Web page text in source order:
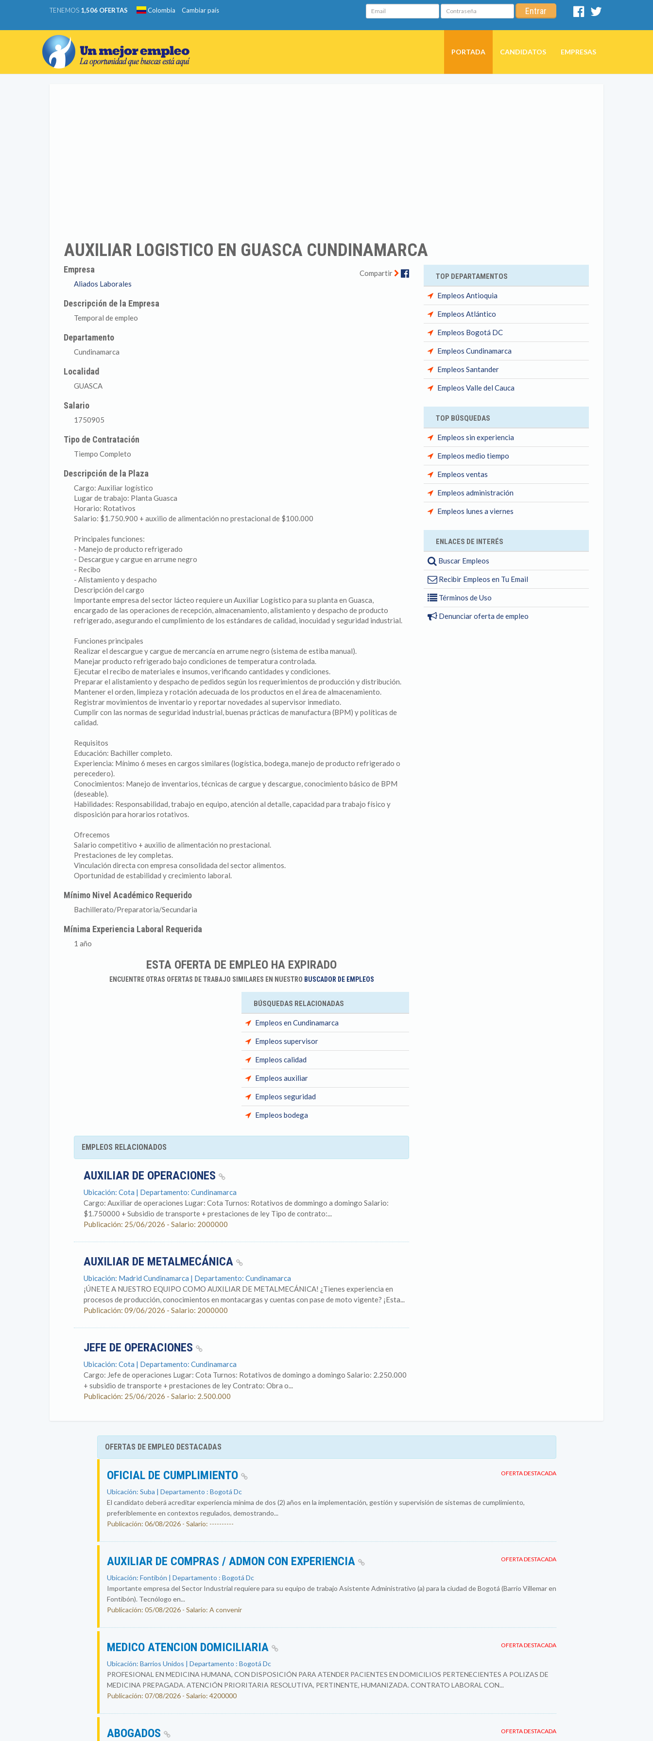
TENEMOS 1,506 OFERTAS Colombia Cambiar país Email Contraseña Entrar
Facebook
PORTADA CANDIDATOS EMPRESAS
AUXILIAR LOGISTICO EN GUASCA CUNDINAMARCA
Compartir Facebook
Empresa
Aliados Laborales
Descripción de la Empresa
Temporal de empleo
Departamento
Cundinamarca
Localidad
GUASCA
Salario
1750905
Tipo de Contratación
Tiempo Completo
Descripción de la Plaza
Cargo: Auxiliar logístico
Lugar de trabajo: Planta Guasca
Horario: Rotativos
Salario: $1.750.900 + auxilio de alimentación no prestacional de $100.000
Principales funciones:
- Manejo de producto refrigerado
- Descargue y cargue en arrume negro
- Recibo
- Alistamiento y despacho
Descripción del cargo
Importante empresa del sector lácteo requiere un Auxiliar Logístico para su planta en Guasca,
encargado de las operaciones de recepción, almacenamiento, alistamiento y despacho de producto
refrigerado, asegurando el cumplimiento de los estándares de calidad, inocuidad y seguridad industrial.
Funciones principales
Realizar el descargue y cargue de mercancía en arrume negro (sistema de estiba manual).
Manejar producto refrigerado bajo condiciones de temperatura controlada.
Ejecutar el recibo de materiales e insumos, verificando cantidades y condiciones.
Preparar el alistamiento y despacho de pedidos según los requerimientos de producción y distribución.
Mantener el orden, limpieza y rotación adecuada de los productos en el área de almacenamiento.
Registrar movimientos de inventario y reportar novedades al supervisor inmediato.
Cumplir con las normas de seguridad industrial, buenas prácticas de manufactura (BPM) y políticas de
calidad.
Requisitos
Educación: Bachiller completo.
Experiencia: Mínimo 6 meses en cargos similares (logística, bodega, manejo de producto refrigerado o
perecedero).
Conocimientos: Manejo de inventarios, técnicas de cargue y descargue, conocimiento básico de BPM
(deseable).
Habilidades: Responsabilidad, trabajo en equipo, atención al detalle, capacidad para trabajo físico y
disposición para horarios rotativos.
Ofrecemos
Salario competitivo + auxilio de alimentación no prestacional.
Prestaciones de ley completas.
Vinculación directa con empresa consolidada del sector alimentos.
Oportunidad de estabilidad y crecimiento laboral.
Mínimo Nivel Académico Requerido
Bachillerato/Preparatoria/Secundaria
Mínima Experiencia Laboral Requerida
1 año
ESTA OFERTA DE EMPLEO HA EXPIRADO
ENCUENTRE OTRAS OFERTAS DE TRABAJO SIMILARES EN NUESTRO BUSCADOR DE EMPLEOS
BÚSQUEDAS RELACIONADAS
Empleos en Cundinamarca
Empleos supervisor
Empleos calidad
Empleos auxiliar
Empleos seguridad
Empleos bodega
EMPLEOS RELACIONADOS
AUXILIAR DE OPERACIONES
Ubicación: Cota | Departamento: Cundinamarca
Cargo: Auxiliar de operaciones Lugar: Cota Turnos: Rotativos de dommingo a domingo Salario:
$1.750000 + Subsidio de transporte + prestaciones de ley Tipo de contrato:...
Publicación: 25/06/2026 - Salario: 2000000
AUXILIAR DE METALMECÁNICA
Ubicación: Madrid Cundinamarca | Departamento: Cundinamarca
¡ÚNETE A NUESTRO EQUIPO COMO AUXILIAR DE METALMECÁNICA! ¿Tienes experiencia en
procesos de producción, conocimientos en montacargas y cuentas con pase de moto vigente? ¡Esta...
Publicación: 09/06/2026 - Salario: 2000000
JEFE DE OPERACIONES
Ubicación: Cota | Departamento: Cundinamarca
Cargo: Jefe de operaciones Lugar: Cota Turnos: Rotativos de domingo a domingo Salario: 2.250.000
+ subsidio de transporte + prestaciones de ley Contrato: Obra o...
Publicación: 25/06/2026 - Salario: 2.500.000
TOP DEPARTAMENTOS
Empleos Antioquia
Empleos Atlántico
Empleos Bogotá DC
Empleos Cundinamarca
Empleos Santander
Empleos Valle del Cauca
TOP BÚSQUEDAS
Empleos sin experiencia
Empleos medio tiempo
Empleos ventas
Empleos administración
Empleos lunes a viernes
ENLACES DE INTERÉS
Buscar Empleos
Recibir Empleos en Tu Email
Términos de Uso
Denunciar oferta de empleo
OFERTAS DE EMPLEO DESTACADAS
OFERTA DESTACADA
OFICIAL DE CUMPLIMIENTO
Ubicación: Suba | Departamento : Bogotá Dc
El candidato deberá acreditar experiencia mínima de dos (2) años en la implementación, gestión y supervisión de sistemas de cumplimiento,
preferiblemente en contextos regulados, demostrando...
Publicación: 06/08/2026 - Salario: ----------
OFERTA DESTACADA
AUXILIAR DE COMPRAS / ADMON CON EXPERIENCIA
Ubicación: Fontibón | Departamento : Bogotá Dc
Importante empresa del Sector Industrial requiere para su equipo de trabajo Asistente Administrativo (a) para la ciudad de Bogotá (Barrio Villemar en
Fontibón). Tecnólogo en...
Publicación: 05/08/2026 - Salario: A convenir
OFERTA DESTACADA
MEDICO ATENCION DOMICILIARIA
Ubicación: Barrios Unidos | Departamento : Bogotá Dc
PROFESIONAL EN MEDICINA HUMANA, CON DISPOSICIÓN PARA ATENDER PACIENTES EN DOMICILIOS PERTENECIENTES A POLIZAS DE
MEDICINA PREPAGADA. ATENCIÓN PRIORITARIA RESOLUTIVA, PERTINENTE, HUMANIZADA. CONTRATO LABORAL CON...
Publicación: 07/08/2026 - Salario: 4200000
OFERTA DESTACADA
ABOGADOS